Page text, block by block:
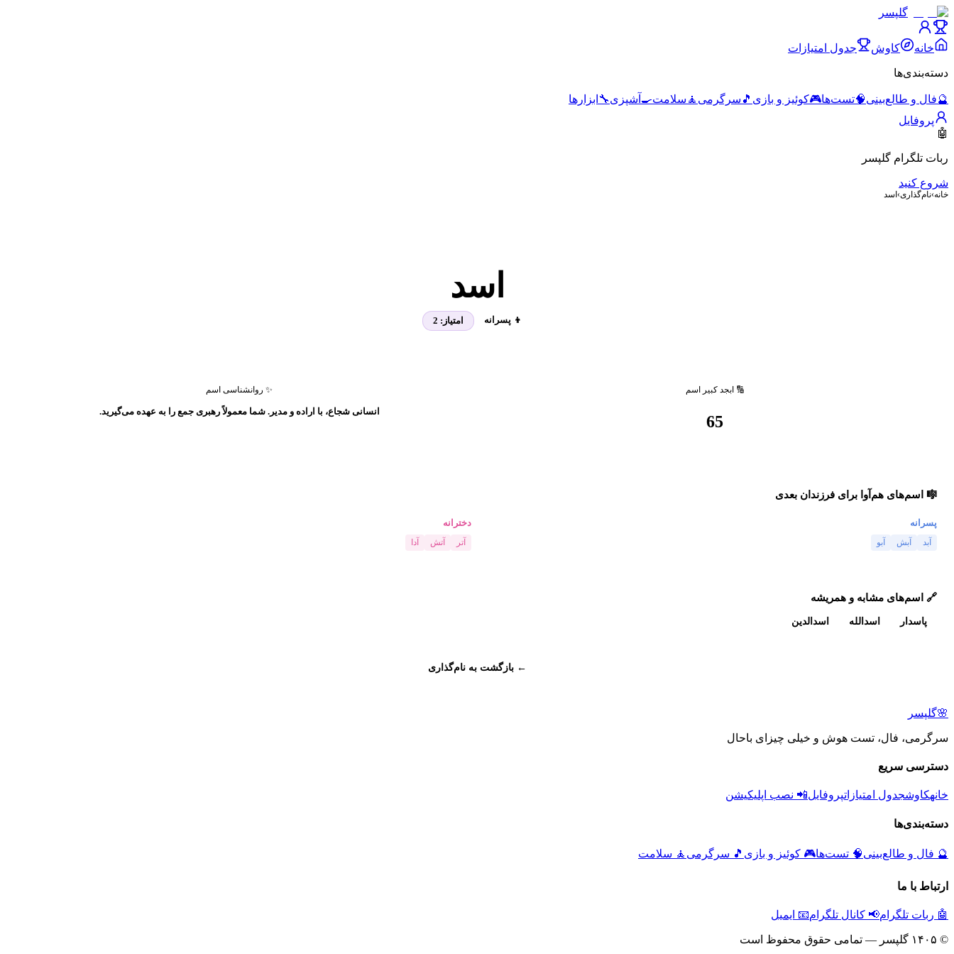
گلپسر
خانه کاوش جدول امتیازات
دسته‌بندی‌ها
🔮فال و طالع‌بینی🧠تست‌ها🎮کوئیز و بازی 🎵 سرگرمی 🧘 سلامت🍳 آشپزی🔧 ابزارها
پروفایل
🤖
ربات تلگرام گلپسر
شروع کنید
خانه›نام‌گذاری› اسد
اسد
👦 پسرانه امتیاز: 2
🔢 ابجد کبیر اسم
65
✨ روانشناسی اسم
انسانی شجاع، با اراده و مدیر. شما معمولاً رهبری جمع را به عهده می‌گیرید.
🎼 اسم‌های هم‌آوا برای فرزندان بعدی
پسرانه
آبد آبش آبو
دخترانه
آتر آتش آدا
🔗 اسم‌های مشابه و همریشه
پاسدار اسدالله اسدالدین
← بازگشت به نام‌گذاری
🌸گلپسر
سرگرمی، فال، تست هوش و خیلی چیزای باحال
دسترسی سریع
خانهکاوشجدول امتیازاتپروفایل📲 نصب اپلیکیشن
دسته‌بندی‌ها
🔮 فال و طالع‌بینی🧠 تست‌ها🎮 کوئیز و بازی 🎵 سرگرمی 🧘 سلامت
ارتباط با ما
🤖 ربات تلگرام📢 کانال تلگرام📧 ایمیل
© ۱۴۰۵ گلپسر — تمامی حقوق محفوظ است